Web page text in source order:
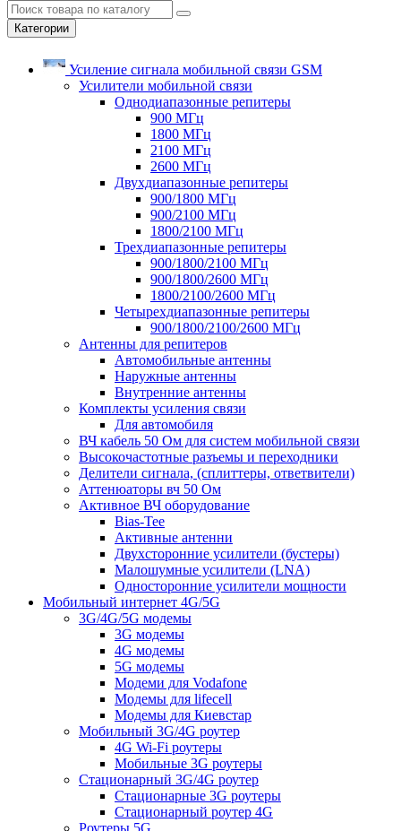
Категории
Усиление сигнала мобильной связи GSM
Усилители мобильной связи
Однодиапазонные репитеры
900 МГц
1800 МГц
2100 МГц
2600 МГц
Двухдиапазонные репитеры
900/1800 МГц
900/2100 МГц
1800/2100 МГц
Трехдиапазонные репитеры
900/1800/2100 МГц
900/1800/2600 МГц
1800/2100/2600 МГц
Четырехдиапазонные репитеры
900/1800/2100/2600 МГц
Антенны для репитеров
Автомобильные антенны
Наружные антенны
Внутренние антенны
Комплекты усиления связи
Для автомобиля
ВЧ кабель 50 Ом для систем мобильной связи
Высокочастотные разъемы и переходники
Делители сигнала, (сплиттеры, ответвители)
Аттенюаторы вч 50 Ом
Активное ВЧ оборудование
Bias-Tee
Активные антенни
Двухсторонние усилители (бустеры)
Малошумные усилители (LNA)
Односторонние усилители мощности
Мобильный интернет 4G/5G
3G/4G/5G модемы
3G модемы
4G модемы
5G модемы
Модеми для Vodafone
Модемы для lifecell
Модемы для Киевстар
Мобильный 3G/4G роутер
4G Wi-Fi роутеры
Мобильные 3G роутеры
Стационарный 3G/4G роутер
Стационарные 3G роутеры
Стационарный роутер 4G
Роутеры 5G